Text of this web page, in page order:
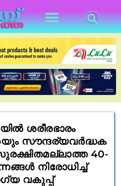
ശരീരഭാരം
സൗന്ദര്യവർദ്ധക
40-
നിരോധിച്ച്
വകുപ്പ്